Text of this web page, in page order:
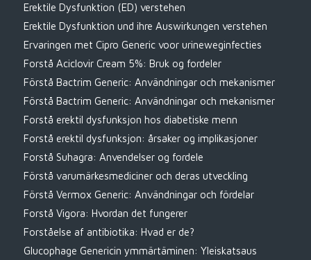
Erektile Dysfunktion (ED) verstehen
Erektile Dysfunktion und ihre Auswirkungen verstehen
Ervaringen met Cipro Generic voor urineweginfecties
Forstå Aciclovir Cream 5%: Bruk og fordeler
Förstå Bactrim Generic: Användningar och mekanismer
Förstå Bactrim Generic: Användningar och mekanismer
Forstå erektil dysfunksjon hos diabetiske menn
Forstå erektil dysfunksjon: årsaker og implikasjoner
Forstå Suhagra: Anvendelser og fordele
Förstå varumärkesmediciner och deras utveckling
Förstå Vermox Generic: Användningar och fördelar
Forstå Vigora: Hvordan det fungerer
Forståelse af antibiotika: Hvad er de?
Glucophage Genericin ymmärtäminen: Yleiskatsaus